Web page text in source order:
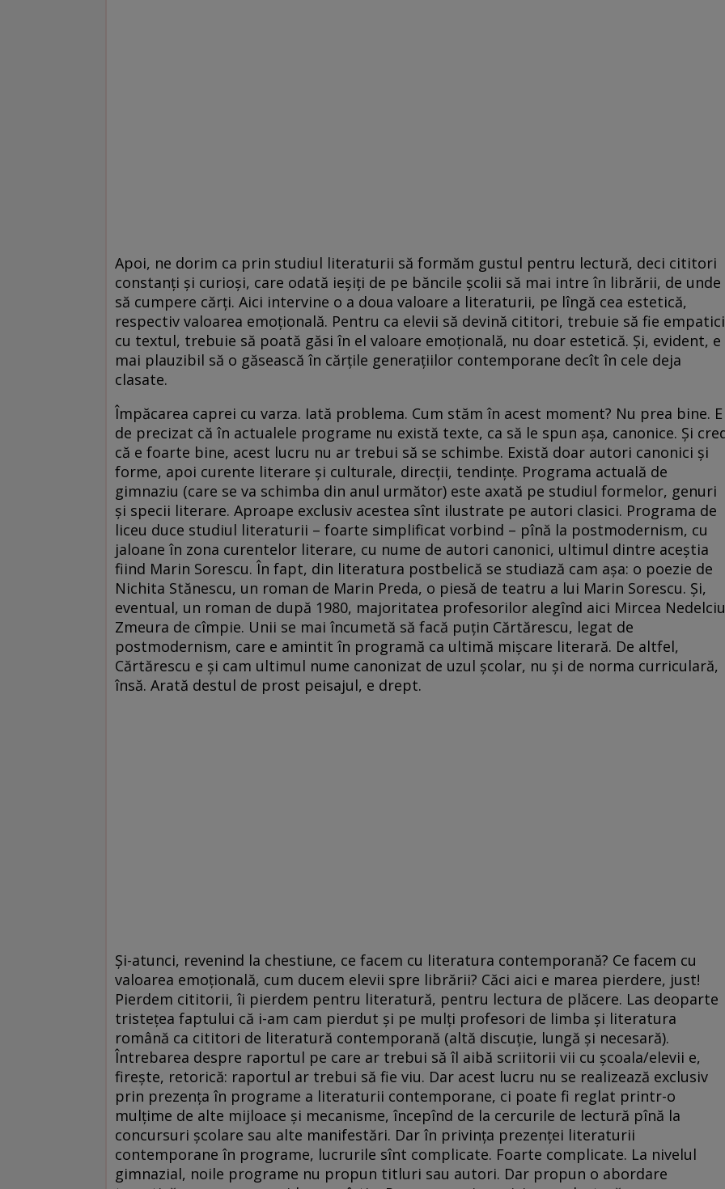
Apoi, ne dorim ca prin studiul literaturii să formăm gustul pentru lectură, deci cititori
constanți și curioși, care odată ieșiți de pe băncile școlii să mai intre în librării, de unde
să cumpere cărți. Aici intervine o a doua valoare a literaturii, pe lîngă cea estetică,
respectiv valoarea emoțională. Pentru ca elevii să devină cititori, trebuie să fie empatici
cu textul, trebuie să poată găsi în el valoare emoțională, nu doar estetică. Și, evident, e
mai plauzibil să o găsească în cărțile generațiilor contemporane decît în cele deja
clasate.
Împăcarea caprei cu varza. Iată problema. Cum stăm în acest moment? Nu prea bine. E
de precizat că în actualele programe nu există texte, ca să le spun așa, canonice. Și
că e foarte bine, acest lucru nu ar trebui să se schimbe. Există doar autori canonici și
forme, apoi curente literare și culturale, direcții, tendințe. Programa actuală de
gimnaziu (care se va schimba din anul următor) este axată pe studiul formelor, genuri
și specii literare. Aproape exclusiv acestea sînt ilustrate pe autori clasici. Programa de
liceu duce studiul literaturii – foarte simplificat vorbind – pînă la postmodernism, cu
jaloane în zona curentelor literare, cu nume de autori canonici, ultimul dintre aceștia
fiind Marin Sorescu. În fapt, din literatura postbelică se studiază cam așa: o poezie de
Nichita Stănescu, un roman de Marin Preda, o piesă de teatru a lui Marin Sorescu. Și,
eventual, un roman de după 1980, majoritatea profesorilor alegînd aici Mircea
Zmeura de cîmpie. Unii se mai încumetă să facă puțin Cărtărescu, legat de
postmodernism, care e amintit în programă ca ultimă mișcare literară. De altfel,
Cărtărescu e și cam ultimul nume canonizat de uzul școlar, nu și de norma curriculară,
însă. Arată destul de prost peisajul, e drept.
Și-atunci, revenind la chestiune, ce facem cu literatura contemporană? Ce facem cu
valoarea emoțională, cum ducem elevii spre librării? Căci aici e marea pierdere, just!
Pierdem cititorii, îi pierdem pentru literatură, pentru lectura de plăcere. Las deoparte
tristețea faptului că i-am cam pierdut și pe mulți profesori de limba și literatura
română ca cititori de literatură contemporană (altă discuție, lungă și necesară).
Întrebarea despre raportul pe care ar trebui să îl aibă scriitorii vii cu școala/elevii e,
firește, retorică: raportul ar trebui să fie viu. Dar acest lucru nu se realizează exclusiv
prin prezența în programe a literaturii contemporane, ci poate fi reglat printr-o
mulțime de alte mijloace și mecanisme, începînd de la cercurile de lectură pînă la
concursuri școlare sau alte manifestări. Dar în privința prezenței literaturii
contemporane în programe, lucrurile sînt complicate. Foarte complicate. La nivelul
gimnazial, noile programe nu propun titluri sau autori. Dar propun o abordare